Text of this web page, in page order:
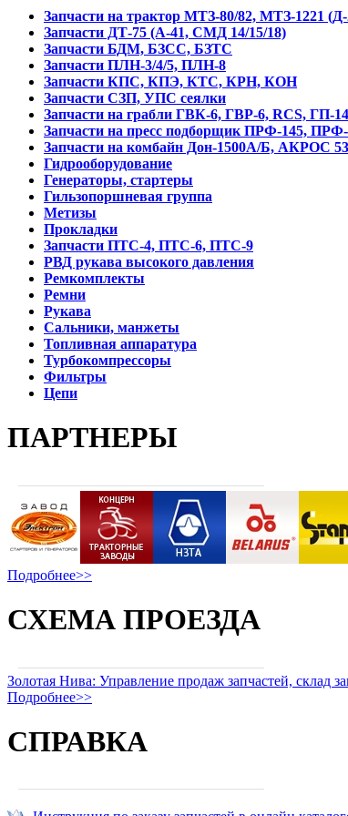
Запчасти на трактор МТЗ-80/82, МТЗ-1221
Запчасти ДТ-75 (А-41, СМД 14/15/18)
Запчасти БДМ, БЗСС, БЗТС
Запчасти ПЛН-3/4/5, ПЛН-8
Запчасти КПС, КПЭ, КТС, КРН, КОН
Запчасти СЗП, УПС сеялки
Запчасти на грабли ГВК-6, ГВР-6, RCS, ГП-14
Запчасти на пресс подборщик ПРФ-145,
Запчасти на комбайн Дон-1500А/Б,
Гидрооборудование
Генераторы, стартеры
Гильзопоршневая группа
Метизы
Прокладки
Запчасти ПТС-4, ПТС-6, ПТС-9
РВД рукава высокого давления
Ремкомплекты
Ремни
Рукава
Cальники, манжеты
Топливная аппаратура
Турбокомпрессоры
Фильтры
Цепи
ПАРТНЕРЫ
Подробнее>>
СХЕМА ПРОЕЗДА
Золотая Нива: Управление продаж запчастей, склад
Подробнее>>
СПРАВКА